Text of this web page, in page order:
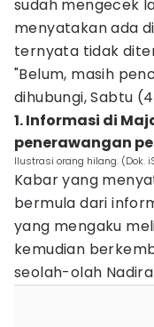
sudah mengecek
menyatakan ada
ternyata tidak
"Belum, masih
dihubungi, Sabtu
1. Informasi di
penerawangan
Ilustrasi orang hilang. (Dok.
Kabar yang
bermula dari
yang mengaku
kemudian
seolah-olah